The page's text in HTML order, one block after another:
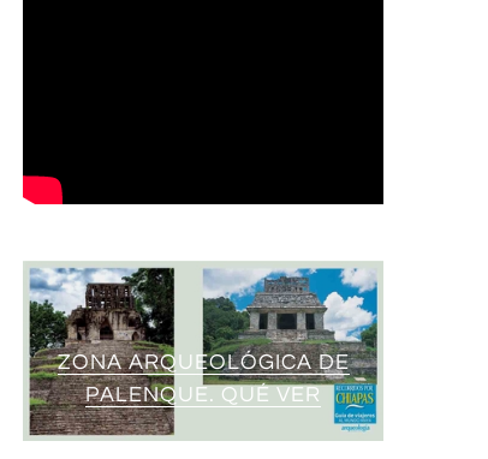
ZONA ARQUEOLÓGICA DE
PALENQUE. QUÉ VER